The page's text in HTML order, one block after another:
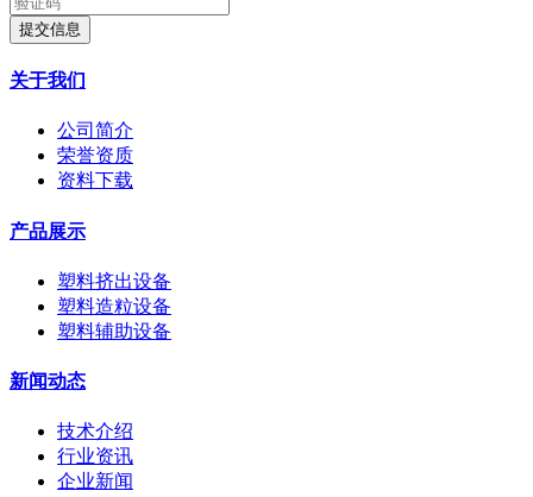
提交信息
关于我们
公司简介
荣誉资质
资料下载
产品展示
塑料挤出设备
塑料造粒设备
塑料辅助设备
新闻动态
技术介绍
行业资讯
企业新闻